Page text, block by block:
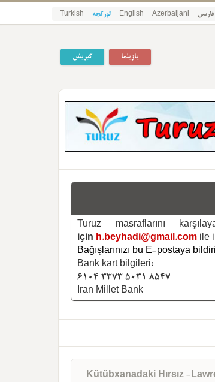
فارسی Azerbaijani
English تورکجه Turkish
گیریش یازیلما
Turuz masraflarını
için h.beyhadi@gmail.com ile
Bağışlarınızı bu E-postaya
Bank kart bilgileri:
6104 3373 5031 8547
Iran Millet Bank
Kütübxanadaki Hırsız -